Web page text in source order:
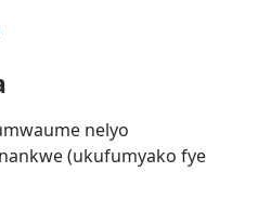
nelyo
(ukufumyako fye